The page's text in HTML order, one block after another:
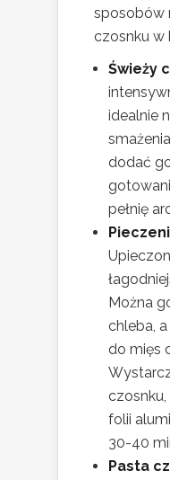
sposobów
czosnku w
Świeży
idealnie
dodać
pełnię
Można
chleba,
do mięs
folii
30-40
Pasta